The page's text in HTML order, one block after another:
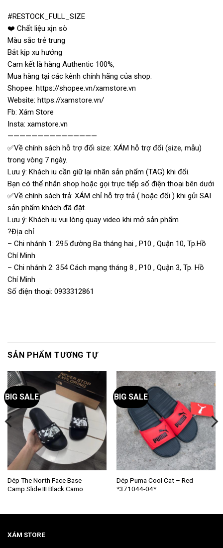
#RESTOCK_FULL_SIZE
❤️ Chất liệu xịn sò
Màu sắc trẻ trung
Bắt kịp xu hướng
Cam kết là hàng Authentic 100%,
Mua hàng tại các kênh chính hãng của shop:
Shopee: https://shopee.vn/xamstore.vn
Website: https://xamstore.vn/
Fb: Xám Store
Insta: xamstore.vn
———————————————
✅Về chính sách hỗ trợ đổi size: XÁM hỗ trợ đổi (size, mẫu)
trong vòng 7 ngày.
Lưu ý: Khách iu cần giữ lại nhãn sản phẩm (TAG) khi đổi.
Bạn có thể nhắn shop hoặc gọi trực tiếp số điện thoại bên dưới
✅Về chính sách trả: XÁM chỉ hỗ trợ trả ( hoặc đổi ) khi gửi SAI
sản phẩm khách đã đặt.
Lưu ý: Khách iu vui lòng quay video khi mở sản phẩm
?Địa chỉ
– Chi nhánh 1: 295 đường Ba tháng hai , P10 , Quận 10, Tp.Hồ
Chí Minh
– Chi nhánh 2: 354 Cách mạng tháng 8 , P10 , Quận 3, Tp. Hồ
Chí Minh
Số điện thoại: 0933312861
SẢN PHẨM TƯƠNG TỰ
BIG SALE
Dép The North Face Base
Camp Slide III Black Camo
Sản
phẩm
biến
BIG SALE
Dép Puma Cool Cat – Red
*371044-04*
Sản
phẩm
XÁM STORE